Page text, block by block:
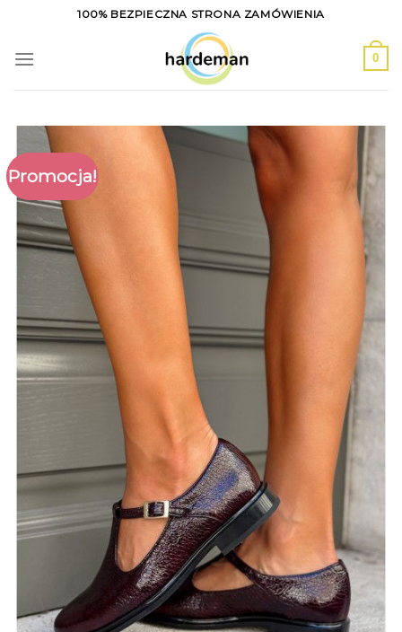
content
100% BEZPIECZNA STRONA ZAMÓWIENIA
0
Promocja!